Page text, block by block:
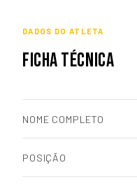
DADOS DO ATLETA
FICHA TÉCNICA
NOME COMPLETO
POSIÇÃO